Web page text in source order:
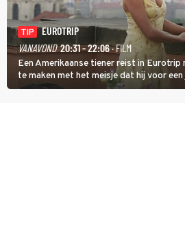
TIP
EUROTRIP
VANAVOND 20:31 - 22:06· FILM
Een Amerikaanse tiener reist in Eurotrip
te maken met het meisje dat hij voor een